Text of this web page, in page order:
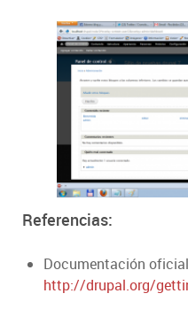
Referencias:
Documentación
http://drupal.org/